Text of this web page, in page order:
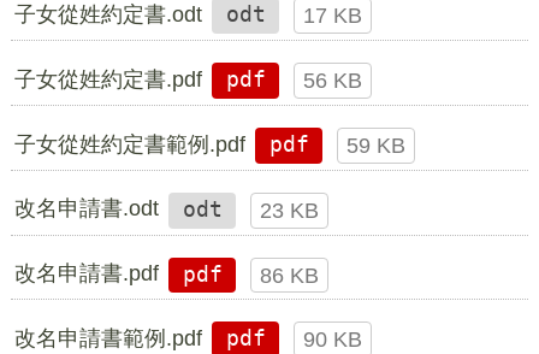
子女從姓約定書.odt odt 17 KB
子女從姓約定書.pdf pdf 56 KB
子女從姓約定書範例.pdf pdf 59 KB
改名申請書.odt odt 23 KB
改名申請書.pdf pdf 86 KB
改名申請書範例.pdf pdf 90 KB